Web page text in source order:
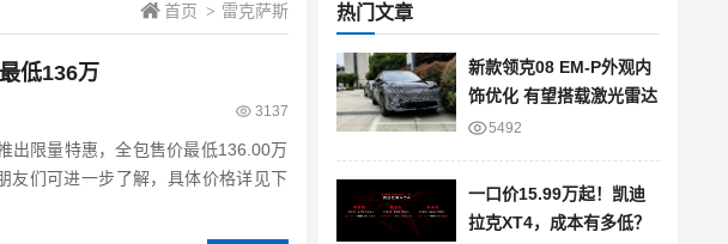
热门文章
新款领克08 EM-P外观内
饰优化 有望搭载激光雷达
5492
一口价15.99万起！凯迪
拉克XT4，成本有多低？
首页 > 雷克萨斯
低136万
3137
限量特惠，全包售价最低136.00万
友们可进一步了解，具体价格详见下